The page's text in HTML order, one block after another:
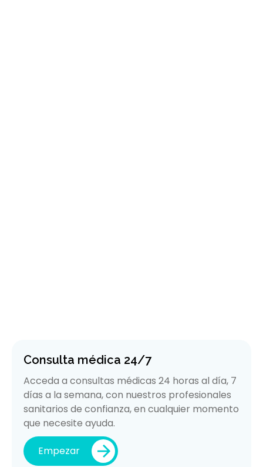
Consulta médica 24/7
Acceda a consultas médicas 24 horas al día, 7
días a la semana, con nuestros profesionales
sanitarios de confianza, en cualquier momento
que necesite ayuda.
Empezar